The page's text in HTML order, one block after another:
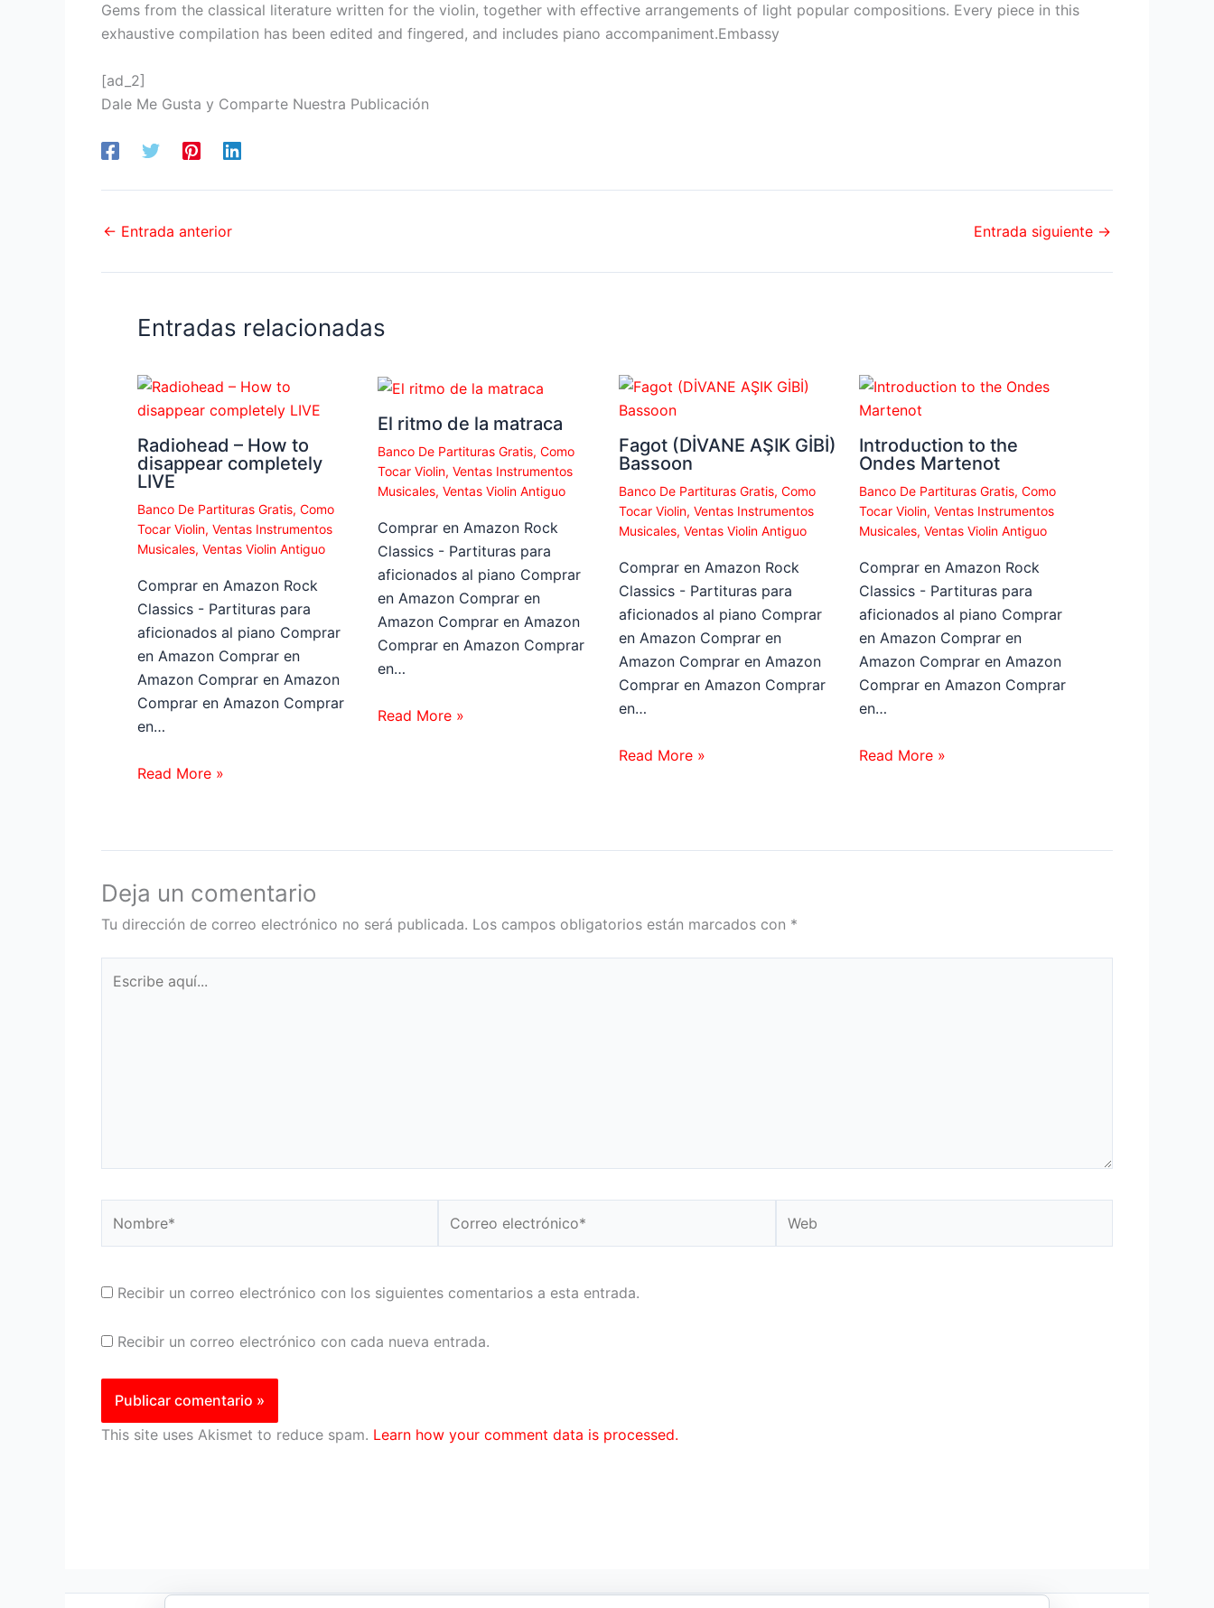
Gems from the classical literature written for the violin, together with effective arrangements of light popular compositions. Every piece in this
exhaustive compilation has been edited and fingered, and includes piano accompaniment.Embassy
[ad_2]
Dale Me Gusta y Comparte Nuestra Publicación
← Entrada anterior Entrada siguiente →
Entradas relacionadas
Radiohead – How to
disappear completely
LIVE
Banco De Partituras Gratis, Como
Tocar Violin, Ventas Instrumentos
Musicales, Ventas Violin Antiguo
Comprar en Amazon Rock
Classics - Partituras para
aficionados al piano Comprar
en Amazon Comprar en
Amazon Comprar en Amazon
Comprar en Amazon Comprar
en…
Read More »
El ritmo de la matraca
Banco De Partituras Gratis,Como
Tocar Violin,Ventas Instrumentos
Musicales,Ventas Violin Antiguo
Comprar en Amazon Rock
Classics - Partituras para
aficionados al piano Comprar
en Amazon Comprar en
Amazon Comprar en Amazon
Comprar en Amazon Comprar
en…
Read More »
Fagot (DİVANE AŞIK GİBİ)
Bassoon
Banco De Partituras Gratis, Como
Tocar Violin, Ventas Instrumentos
Musicales, Ventas Violin Antiguo
Comprar en Amazon Rock
Classics - Partituras para
aficionados al piano Comprar
en Amazon Comprar en
Amazon Comprar en Amazon
Comprar en Amazon Comprar
en…
Read More »
Introduction to the
Ondes Martenot
Banco De Partituras Gratis, Como
Tocar Violin, Ventas Instrumentos
Musicales, Ventas Violin Antiguo
Comprar en Amazon Rock
Classics - Partituras para
aficionados al piano Comprar
en Amazon Comprar en
Amazon Comprar en Amazon
Comprar en Amazon Comprar
en…
Read More »
Deja un comentario
Tu dirección de correo electrónico no será publicada. Los campos obligatorios están marcados con *
aquí...
electrónico*
Recibir un correo electrónico con los siguientes comentarios a esta entrada.
Recibir un correo electrónico con cada nueva entrada.
This site uses Akismet to reduce spam. Learn how your comment data is processed.